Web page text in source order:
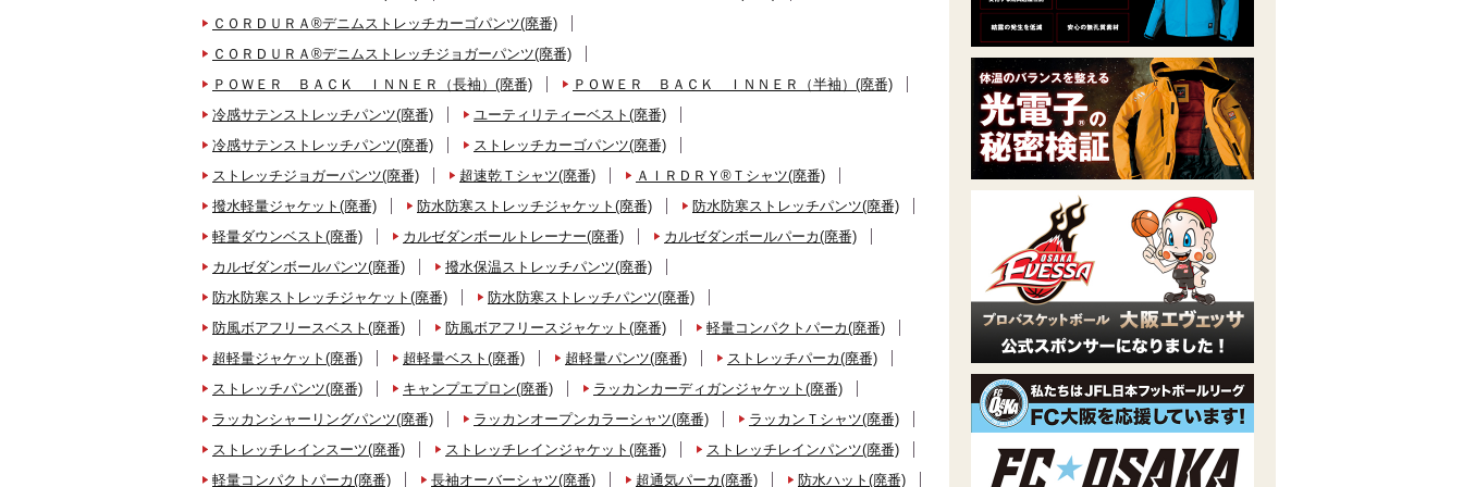
ＣＯＲＤＵＲＡ®デニムストレッチカーゴパンツ(廃番)
ＣＯＲＤＵＲＡ®デニムストレッチジョガーパンツ(廃番)
ＰＯＷＥＲ ＢＡＣＫ ＩＮＮＥＲ（長袖）(廃番)
ＰＯＷＥＲ ＢＡＣＫ ＩＮＮＥＲ（半袖）(廃番)
冷感サテンストレッチパンツ(廃番)
ユーティリティーベスト(廃番)
冷感サテンストレッチパンツ(廃番)
ストレッチカーゴパンツ(廃番)
ストレッチジョガーパンツ(廃番)
超速乾Ｔシャツ(廃番)
ＡＩＲＤＲＹ®Ｔシャツ(廃番)
撥水軽量ジャケット(廃番)
防水防寒ストレッチジャケット(廃番)
防水防寒ストレッチパンツ(廃番)
軽量ダウンベスト(廃番)
カルゼダンボールトレーナー(廃番)
カルゼダンボールパーカ(廃番)
カルゼダンボールパンツ(廃番)
撥水保温ストレッチパンツ(廃番)
防水防寒ストレッチジャケット(廃番)
防水防寒ストレッチパンツ(廃番)
防風ボアフリースベスト(廃番)
防風ボアフリースジャケット(廃番)
軽量コンパクトパーカ(廃番)
超軽量ジャケット(廃番)
超軽量ベスト(廃番) 超軽量パンツ(廃番)
ストレッチパーカ(廃番)
ストレッチパンツ(廃番)
キャンプエプロン(廃番)
ラッカンカーディガンジャケット(廃番)
ラッカンシャーリングパンツ(廃番)
ラッカンオープンカラーシャツ(廃番)
ラッカンＴシャツ(廃番)
ストレッチレインスーツ(廃番)
ストレッチレインジャケット(廃番)
ストレッチレインパンツ(廃番)
軽量コンパクトパーカ(廃番)
長袖オーバーシャツ(廃番) 超通気パーカ(廃番) 防水ハット(廃番)